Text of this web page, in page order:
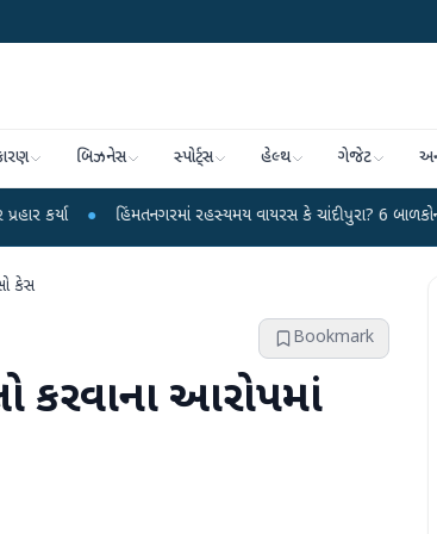
બિઝનેસ સ્પોર્ટ્સ હેલ્થ ગેજેટ
હિંમતનગરમાં રહસ્યમય વાયરસ કે ચાંદીપુરા? 6 બાળકોના મોતથી ફફડાટ
કેસ
Bookmark
કરવાના આરોપમાં